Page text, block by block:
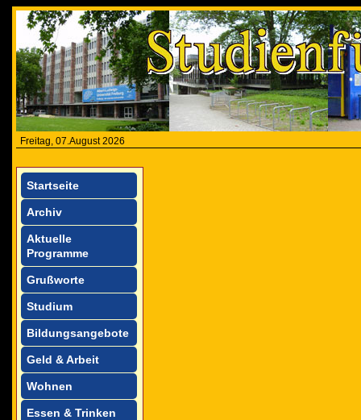
Freitag, 07.August 2026
Startseite
Archiv
Aktuelle
Programme
Grußworte
Studium
Bildungsangebote
Geld & Arbeit
Wohnen
Essen & Trinken